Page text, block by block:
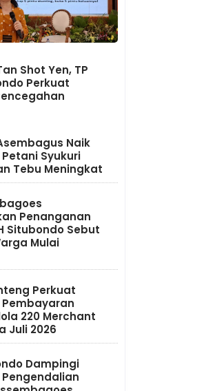
Shot Yen, TP
Perkuat
Naik
Petani Syukuri
Tebu Meningkat
Penanganan
Situbondo Sebut
Mulai
Perkuat
Pembayaran
220 Merchant
Juli 2026
Dampingi